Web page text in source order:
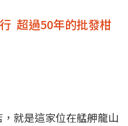
超過50年的批發柑
就是這家位在艋舺龍山